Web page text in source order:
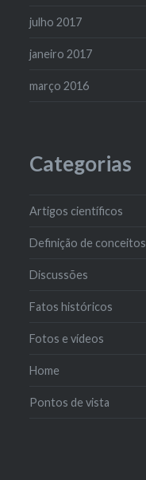
julho 2017
janeiro 2017
março 2016
Categorias
Artigos científicos
Definição de conceitos
Discussões
Fatos históricos
Fotos e vídeos
Home
Pontos de vista